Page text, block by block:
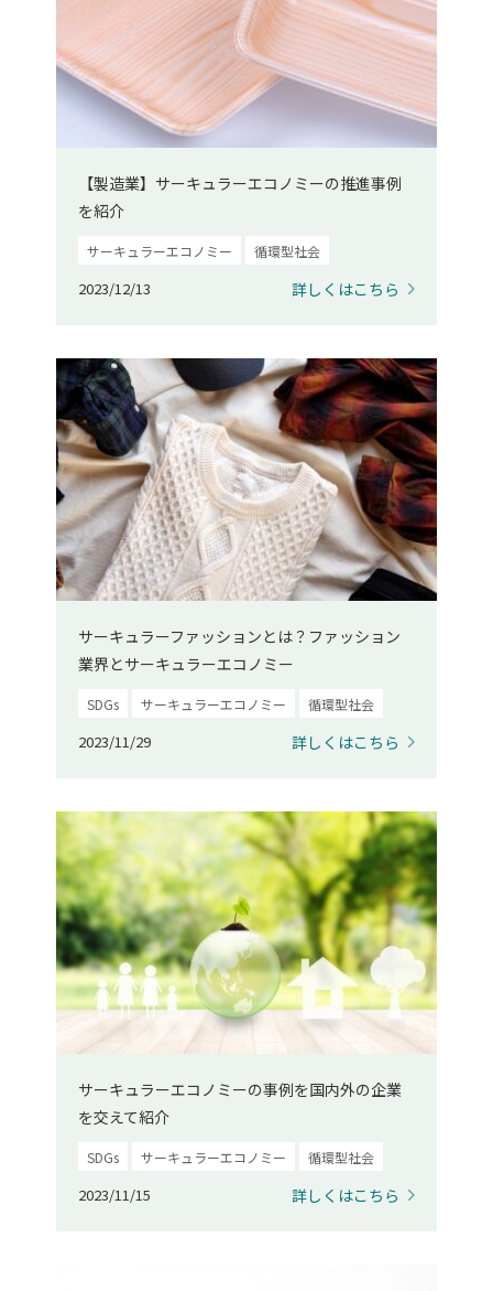
【製造業】サーキュラーエコノミーの推進事例
を紹介
サーキュラーエコノミー 循環型社会
2023/12/13 詳しくはこちら
サーキュラーファッションとは？ファッション
業界とサーキュラーエコノミー
SDGs サーキュラーエコノミー 循環型社会
2023/11/29 詳しくはこちら
サーキュラーエコノミーの事例を国内外の企業
を交えて紹介
SDGs サーキュラーエコノミー 循環型社会
2023/11/15 詳しくはこちら